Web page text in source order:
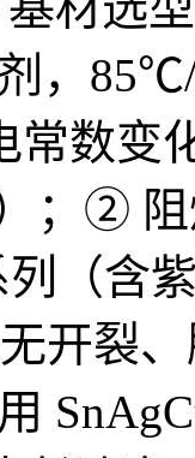
，
数变
）；②
列（含
开裂